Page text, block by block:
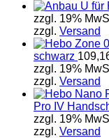
zzgl. 19%
zzgl. Versand
schwarz
zzgl. 19%
zzgl. Versand
Pro IV
zzgl. 19%
zzgl. Versand